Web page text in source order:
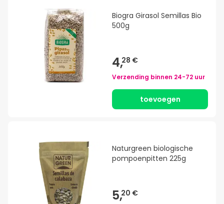
Biogra Girasol Semillas Bio
500g
4,28 €
Verzending binnen 24-72 uur
toevoegen
Naturgreen biologische
pompoenpitten 225g
5,20 €